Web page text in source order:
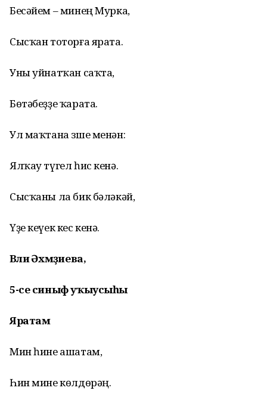
Бесәйем – минең Мурка,
Сысҡан тоторғаярата.
Уныуйнатҡан саҡта,
Бөтәбеҙҙе ҡарата.
Ул маҡтана зшеменән:
Ялҡау түгел һис кенә.
Сысҡаны ла бикбәләкәй,
Үҙе кеүеккескенә.
Вәлиә Әхмәҙиева,
5-сесиныфуҡыусыһы
Яратам
Мин һинеашатам,
Һин мине көлдөрәң.